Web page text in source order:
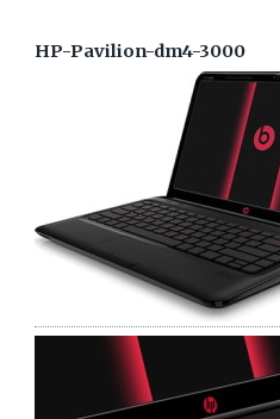
HP-Pavilion-dm4-3000